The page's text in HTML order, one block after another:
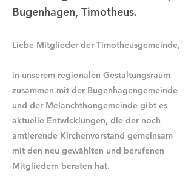
Bugenhagen, Timotheus.
Liebe Mitglieder der Timotheusgemeinde,
in unserem regionalen Gestaltungsraum
zusammen mit der Bugenhagengemeinde
und der Melanchthongemeinde gibt es
aktuelle Entwicklungen, die der noch
amtierende Kirchenvorstand gemeinsam
mit den neu gewählten und berufenen
Mitgliedern beraten hat.